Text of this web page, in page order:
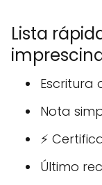
Lista
Nota
⚡
Último